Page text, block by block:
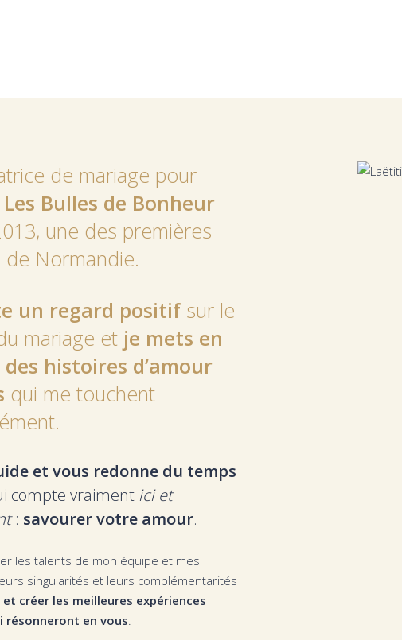
de mariage pour
Les Bulles de Bonheur
une des premières
de Normandie.
un regard positifsur le
mariage et je mets en
histoires d’amour
qui me touchent
et vous redonne du temps
compte vraiment ici et
: savourer votre amour.
les talents de mon équipe et mes
singularités et leurs complémentarités
créer les meilleures expériences
résonneront en vous.